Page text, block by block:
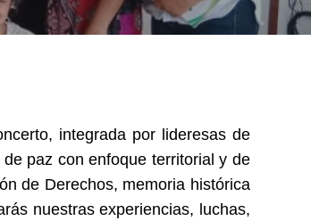
integrada por lideresas de
paz con enfoque territorial y de
de Derechos, memoria histórica
nuestras experiencias, luchas,